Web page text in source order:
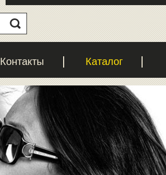
Контакты Каталог